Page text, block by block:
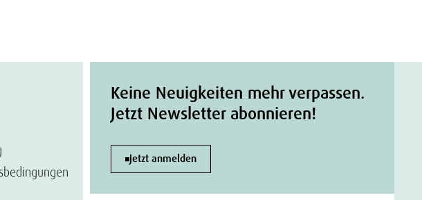
Keine Neuigkeiten mehr verpassen.
Jetzt Newsletter abonnieren!
Jetzt anmelden